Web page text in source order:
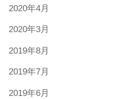
2020年4月
2020年3月
2019年8月
2019年7月
2019年6月